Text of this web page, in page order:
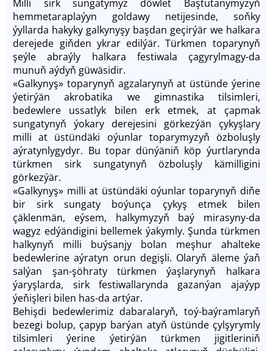
Milli sirk sungatymyz döwlet Baştutanymyzyň
hemmetaraplaýyn goldawy netijesinde, soňky
ýyllarda hakyky galkynyşy başdan geçirýär we halkara
derejede giňden ykrar edilýär. Türkmen toparynyň
şeýle abraýly halkara festiwala çagyrylmagy-da
munuň aýdyň güwäsidir.
«Galkynyş» toparynyň agzalarynyň at üstünde ýerine
ýetirýän akrobatika we gimnastika tilsimleri,
bedewlere ussatlyk bilen erk etmek, at çapmak
sungatynyň ýokary derejesini görkezýän çykyşlary
milli at üstündäki oýunlar toparymyzyň özboluşly
aýratynlygydyr. Bu topar dünýäniň köp ýurtlarynda
türkmen sirk sungatynyň özboluşly kämilligini
görkezýär.
«Galkynyş» milli at üstündäki oýunlar toparynyň diňe
bir sirk sungaty boýunça çykyş etmek bilen
çäklenmän, eýsem, halkymyzyň baý mirasyny-da
wagyz edýändigini bellemek ýakymly. Şunda türkmen
halkynyň milli buýsanjy bolan meşhur ahalteke
bedewlerine aýratyn orun degişli. Olaryň äleme ýaň
salýan şan-şöhraty türkmen ýaşlarynyň halkara
ýaryşlarda, sirk festiwallarynda gazanýan ajaýyp
ýeňişleri bilen has-da artýar.
Behişdi bedewlerimiz dabaralaryň, toý-baýramlaryň
bezegi bolup, çapyp barýan atyň üstünde çylşyrymly
tilsimleri ýerine ýetirýän türkmen jigitleriniň